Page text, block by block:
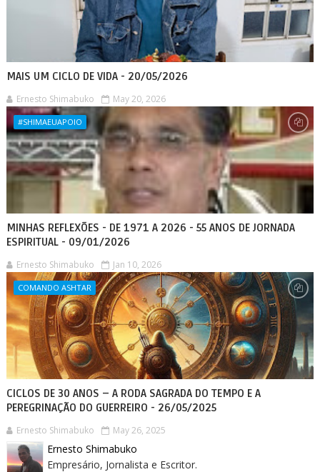
MAIS UM CICLO DE VIDA - 20/05/2026
Ernesto Shimabuko May 20, 2026
#SHIMAEUAPOIO
MINHAS REFLEXÕES - DE 1971 A 2026 - 55 ANOS DE JORNADA
ESPIRITUAL - 09/01/2026
Ernesto Shimabuko Jan 10, 2026
COMANDO ASHTAR
CICLOS DE 30 ANOS – A RODA SAGRADA DO TEMPO E A
PEREGRINAÇÃO DO GUERREIRO - 26/05/2025
Ernesto Shimabuko May 26, 2025
Ernesto Shimabuko
Empresário, Jornalista e Escritor.